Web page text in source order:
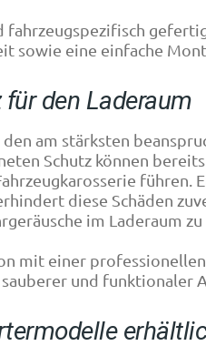
fahrzeugspezifisch
sowie eine einfache
den Laderaum
am stärksten
Schutz können
führen.
diese Schäden
im Laderaum zu
mit einer
und funktionaler